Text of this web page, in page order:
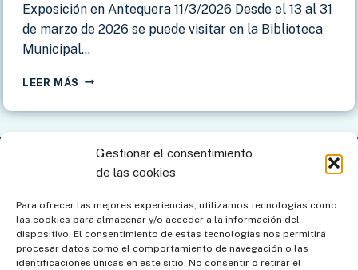
Gestionar el consentimiento
de las cookies
Para ofrecer las mejores experiencias, utilizamos tecnologías como
las cookies para almacenar y/o acceder a la información del
dispositivo. El consentimiento de estas tecnologías nos permitirá
procesar datos como el comportamiento de navegación o las
identificaciones únicas en este sitio. No consentir o retirar el
Exposición en Antequera 11/3/2026 Desde el 13 al 31
de marzo de 2026 se puede visitar en la Biblioteca
Municipal…
LEER MÁS EXPOSICIÓN
ANTEQUERA
Aviso legal
Política de cookies Mapa del sitio
Política de cookies (UE)